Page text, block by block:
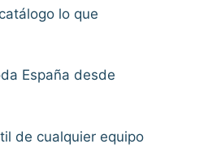
lo que
España desde
de cualquier equipo